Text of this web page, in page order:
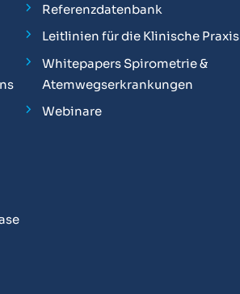
Referenzdatenbank
Leitlinien für die Klinische Praxis
Whitepapers Spirometrie &
Atemwegserkrankungen
Webinare